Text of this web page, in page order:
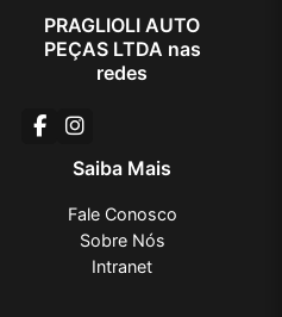
PRAGLIOLI AUTO
PEÇAS LTDA nas
redes
Saiba Mais
Fale Conosco
Sobre Nós
Intranet